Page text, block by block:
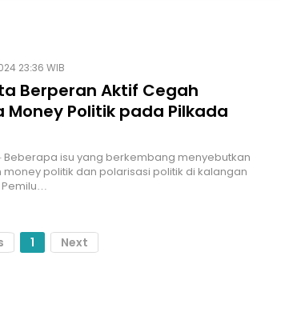
23:36 WIB
Berperan Aktif Cegah
Money Politik pada Pilkada
– Beberapa isu yang berkembang menyebutkan
politik dan polarisasi politik di kalangan
1 Next